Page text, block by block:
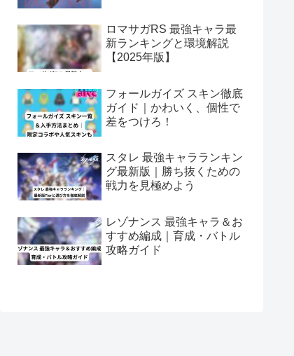
ロマサガRS 最強キャラ最
新ランキングと環境解説
【2025年版】
フォールガイズ スキン徹底
ガイド｜かわいく、個性で
差をつけろ！
スタレ 最強キャラランキン
グ最新版｜勝ち抜くための
戦力を見極めよう
レゾナンス 最強キャラ＆お
すすめ編成｜育成・バトル
攻略ガイド